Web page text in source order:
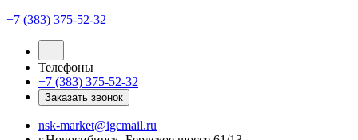
+7 (383) 375-52-32
Телефоны
+7 (383) 375-52-32
Заказать звонок
nsk-market@igcmail.ru